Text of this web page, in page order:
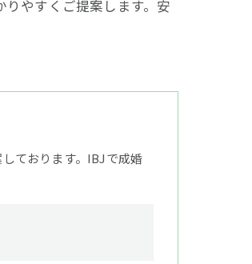
やすくご提案します。安
ております。IBJで成婚